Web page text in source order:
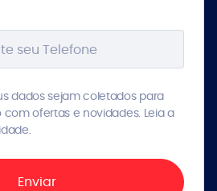
dados sejam coletados para
ofertas e novidades. Leia a